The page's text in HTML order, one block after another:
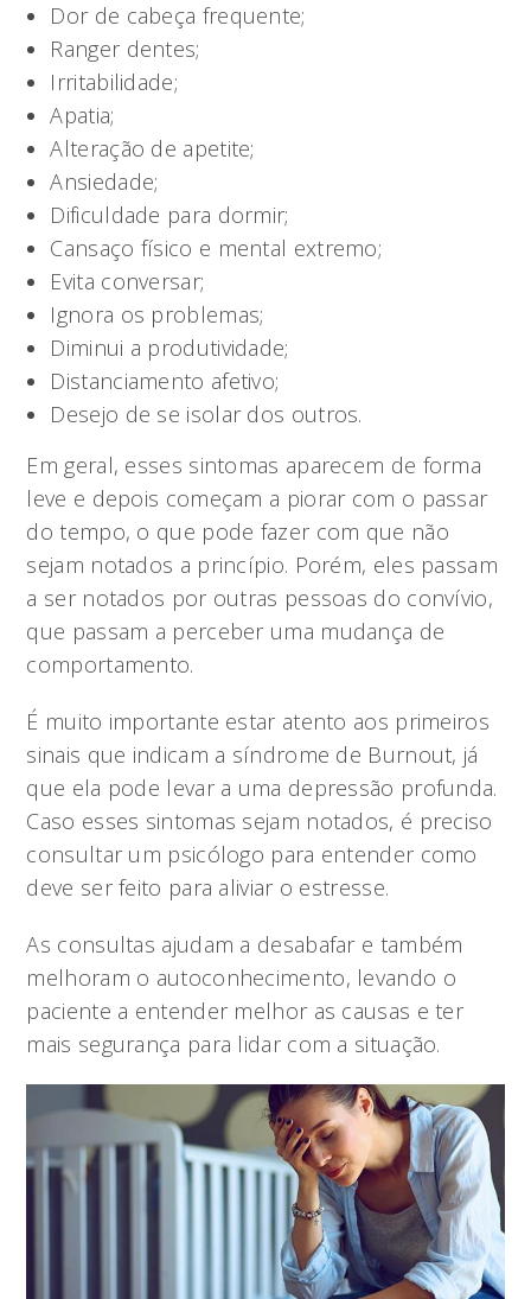
Dor de cabeça frequente;
Ranger dentes;
Irritabilidade;
Apatia;
Alteração de apetite;
Ansiedade;
Dificuldade para dormir;
Cansaço físico e mental extremo;
Evita conversar;
Ignora os problemas;
Diminui a produtividade;
Distanciamento afetivo;
Desejo de se isolar dos outros.
Em geral, esses sintomas aparecem de forma
leve e depois começam a piorar com o passar
do tempo, o que pode fazer com que não
sejam notados a princípio. Porém, eles passam
a ser notados por outras pessoas do convívio,
que passam a perceber uma mudança de
comportamento.
É muito importante estar atento aos primeiros
sinais que indicam a síndrome de Burnout, já
que ela pode levar a uma depressão profunda.
Caso esses sintomas sejam notados, é preciso
consultar um psicólogo para entender como
deve ser feito para aliviar o estresse.
As consultas ajudam a desabafar e também
melhoram o autoconhecimento, levando o
paciente a entender melhor as causas e ter
mais segurança para lidar com a situação.